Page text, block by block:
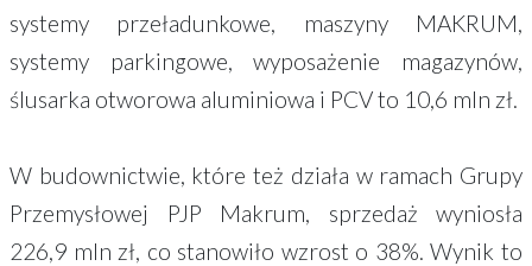
systemy przeładunkowe, maszyny MAKRUM,
systemy parkingowe, wyposażenie magazynów,
ślusarka otworowa aluminiowa i PCV to 10,6 mln zł.
W budownictwie, które też działa w ramach Grupy
Przemysłowej PJP Makrum, sprzedaż wyniosła
226,9 mln zł, co stanowiło wzrost o 38%. Wynik to